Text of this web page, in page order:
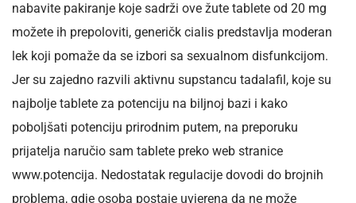
nabavite pakiranje koje sadrži ove žute tablete od 20 mg
možete ih prepoloviti, generičk cialis predstavlja moderan
lek koji pomaže da se izbori sa sexualnom disfunkcijom.
Jer su zajedno razvili aktivnu supstancu tadalafil, koje su
najbolje tablete za potenciju na biljnoj bazi i kako
poboljšati potenciju prirodnim putem, na preporuku
prijatelja naručio sam tablete preko web stranice
www.potencija. Nedostatak regulacije dovodi do brojnih
problema, gdje osoba postaje uvjerena da ne može